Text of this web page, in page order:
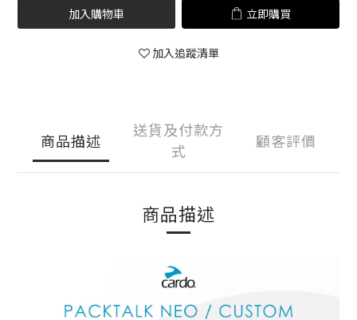
加入購物車 立即購買
加入追蹤清單
商品描述
送貨及付款方
式
顧客評價
商品描述